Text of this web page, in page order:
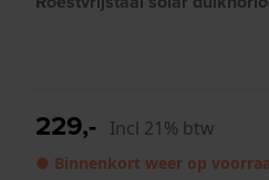
229,- Incl 21% btw
● Binnenkort weer op